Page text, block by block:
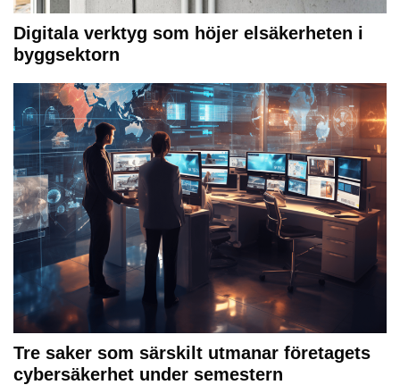
Digitala verktyg som höjer elsäkerheten i
byggsektorn
Tre saker som särskilt utmanar företagets
cybersäkerhet under semestern